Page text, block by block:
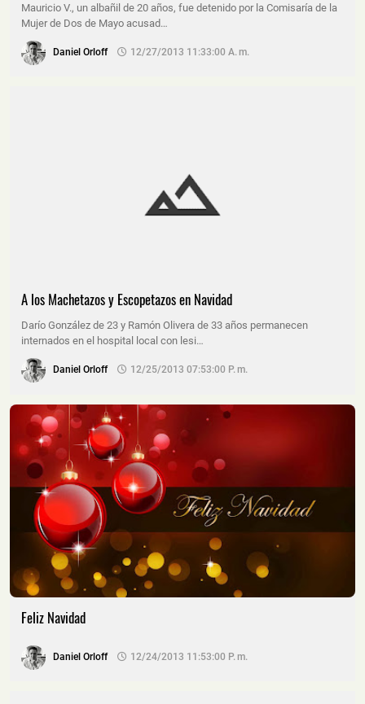
Mauricio V., un albañil de 20 años, fue detenido por la Comisaría de la
Mujer de Dos de Mayo acusad…
Daniel Orloff 12/27/2013 11:33:00 A. M.
A los Machetazos y Escopetazos en Navidad
Darío González de 23 y Ramón Olivera de 33 años permanecen
internados en el hospital local con lesi…
Daniel Orloff 12/25/2013 07:53:00 P. M.
Feliz Navidad
Daniel Orloff 12/24/2013 11:53:00 P. M.